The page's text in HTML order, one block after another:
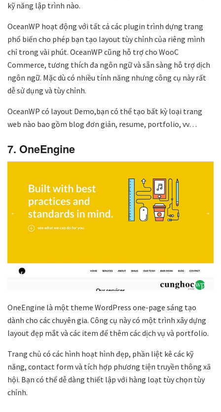
kỹ năng lập trình nào.
OceanWP hoạt động với tất cả các plugin trình dựng trang
phổ biến cho phép bạn tạo layout tùy chỉnh của riêng mình
chỉ trong vài phút. OceanWP cũng hỗ trợ cho WooC
Commerce, tương thích đa ngôn ngữ và sẵn sàng hỗ trợ dịch
ngôn ngữ. Mặc dù có nhiều tính năng nhưng công cụ này rất
dễ sử dụng và tùy chỉnh.
OceanWP có layout Demo,bạn có thể tạo bất kỳ loại trang
web nào bao gồm blog đơn giản, resume, portfolio, vv…
7. OneEngine
OneEngine là một theme WordPress one-page sáng tạo
dành cho các chuyên gia. Công cụ này có một trình xây dựng
layout đẹp mắt và các item để thêm các dịch vụ và portfolio.
Trang chủ có các hình hoạt hình đẹp, phần liệt kê các kỹ
năng, contact form và tích hợp phương tiện truyền thông xã
hội. Bạn có thể dễ dàng thiết lập với hàng loạt tùy chọn tùy
chỉnh.